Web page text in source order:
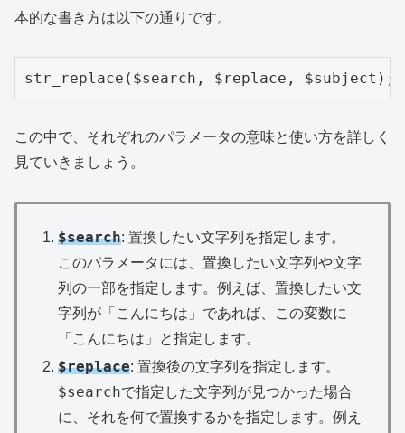
本的な書き方は以下の通りです。
str_replace($search, $replace, $subject);
この中で、それぞれのパラメータの意味と使い方を詳しく
見ていきましょう。
$search: 置換したい文字列を指定します。
このパラメータには、置換したい文字列や文字
列の一部を指定します。例えば、置換したい文
字列が「こんにちは」であれば、この変数に
「こんにちは」と指定します。
$replace: 置換後の文字列を指定します。
$searchで指定した文字列が見つかった場合
に、それを何で置換するかを指定します。例え